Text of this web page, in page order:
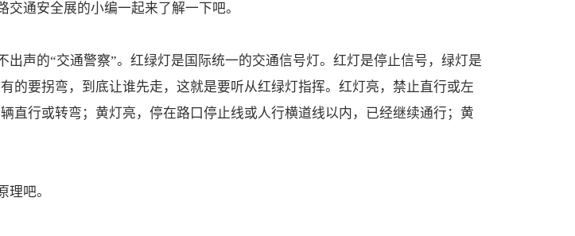
交通安全展的小编一起来了解一下吧。
出声的“交通警察”。红绿灯是国际统一的交通信号灯。红灯是停止信号，绿灯是
的要拐弯，到底让谁先走，这就是要听从红绿灯指挥。红灯亮，禁止直行或左
直行或转弯；黄灯亮，停在路口停止线或人行横道线以内，已经继续通行；黄
吧。